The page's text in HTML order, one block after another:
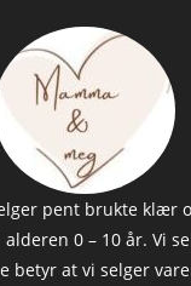
pent brukte klær
0 – 10 år. Vi
betyr at vi selger